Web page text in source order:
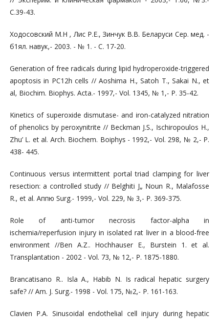
С.39-43.
Ходосовский М.Н , Лис Р.Е., Зинчук В.В. Беларуси Сер. мед. -
б1ял. навук,- 2003. - № 1. - С. 17-20.
Generation of free radicals during lipid hydroperoxide-triggered
apoptosis in PC12h cells // Aoshima H., Satoh T., Sakai N., et
al, Biochim. Biophys. Acta.- 1997,- Vol. 1345, № 1,- P. 35-42.
Kinetics of superoxide dismutase- and iron-catalyzed nitration
of phenolics by peroxynitrite // Beckman J.S., Ischiropoulos H.,
Zhu’ L. et al. Arch. Biochem. Boiphys - 1992,- Vol. 298, № 2,- P.
438- 445.
Continuous versus intermittent portal triad clamping for liver
resection: a controlled study // Belghiti J„ Noun R., Malafosse
R., et al. Аппю Surg.- 1999,- Vol. 229, № 3,- P. 369-375.
Role of anti-tumor necrosis factor-alpha in
ischemia/reperfusion injury in isolated rat liver in a blood-free
environment //Ben A.Z.. Hochhauser E., Burstein 1. et al.
Transplantation - 2002 - Vol. 73, № 12,- P. 1875-1880.
Brancatisano R.. Isla A., Habib N. Is radical hepatic surgery
safe? // Am. J. Surg.- 1998 - Vol. 175, №2,- P. 161-163.
Clavien P.A. Sinusoidal endothelial cell injury during hepatic